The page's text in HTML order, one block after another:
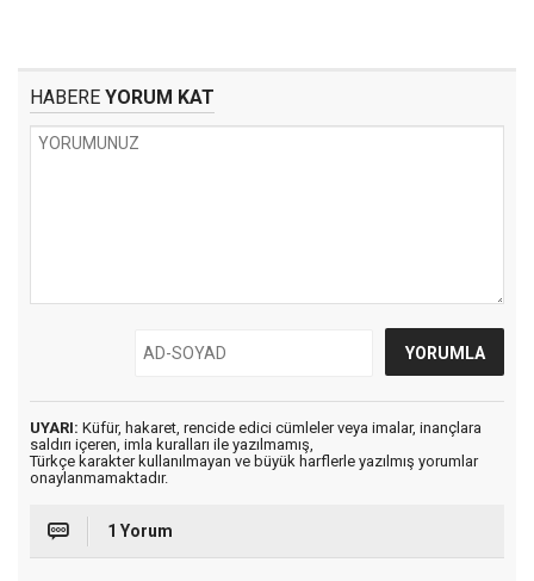
HABERE YORUM KAT
UYARI: Küfür, hakaret, rencide edici cümleler veya imalar, inançlara
saldırı içeren, imla kuralları ile yazılmamış,
Türkçe karakter kullanılmayan ve büyük harflerle yazılmış yorumlar
onaylanmamaktadır.
1 Yorum